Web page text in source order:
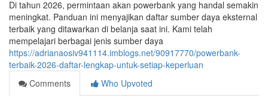
Di tahun 2026, permintaan akan powerbank yang handal semakin
meningkat. Panduan ini menyajikan daftar sumber daya eksternal
terbaik yang ditawarkan di belanja saat ini. Kami telah
mempelajari berbagai jenis sumber daya
https://adrianaosiv941114.imblogs.net/90917770/powerbank-
terbaik-2026-daftar-lengkap-untuk-setiap-keperluan
Comments
Who Upvoted